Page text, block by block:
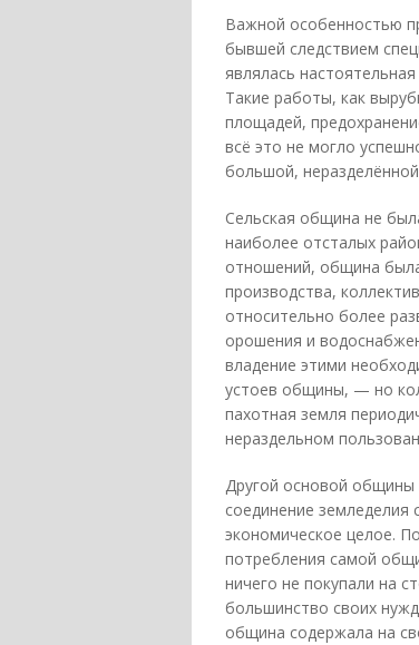
Важной особенностью
бывшей следствием
являлась
Такие работы, как
площадей,
всё это не могло
большой,
Сельская община не
наиболее отсталых
отношений, община
производства,
относительно более
орошения и
владение этими
устоев общины, — но
пахотная земля
нераздельном
Другой основой общины
соединение
экономическое целое.
потребления самой
ничего не покупали на
большинство своих
община содержала на